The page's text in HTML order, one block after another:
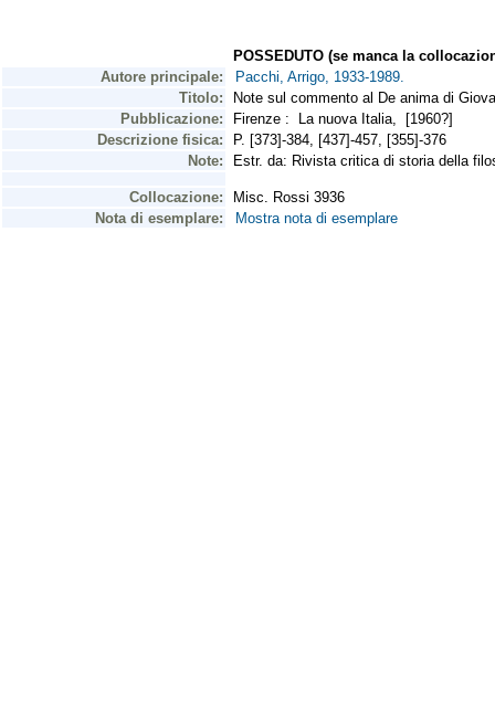
POSSEDUTO (se manca la
Autore principale:
Pacchi, Arrigo, 1933-1989.
Titolo:
Note sul commento al De anima di
Pubblicazione:
Firenze : La nuova Italia, [1960?]
Descrizione fisica:
P. [373]-384, [437]-457, [355]-376
Note:
Estr. da: Rivista critica di storia della
Collocazione:
Misc. Rossi 3936
Nota di esemplare:
Mostra nota di esemplare